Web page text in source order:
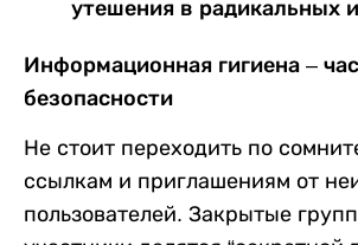
утешения в радикальных
Информационная гигиена –
безопасности
Не стоит переходить по
ссылкам и приглашениям от
пользователей. Закрытые